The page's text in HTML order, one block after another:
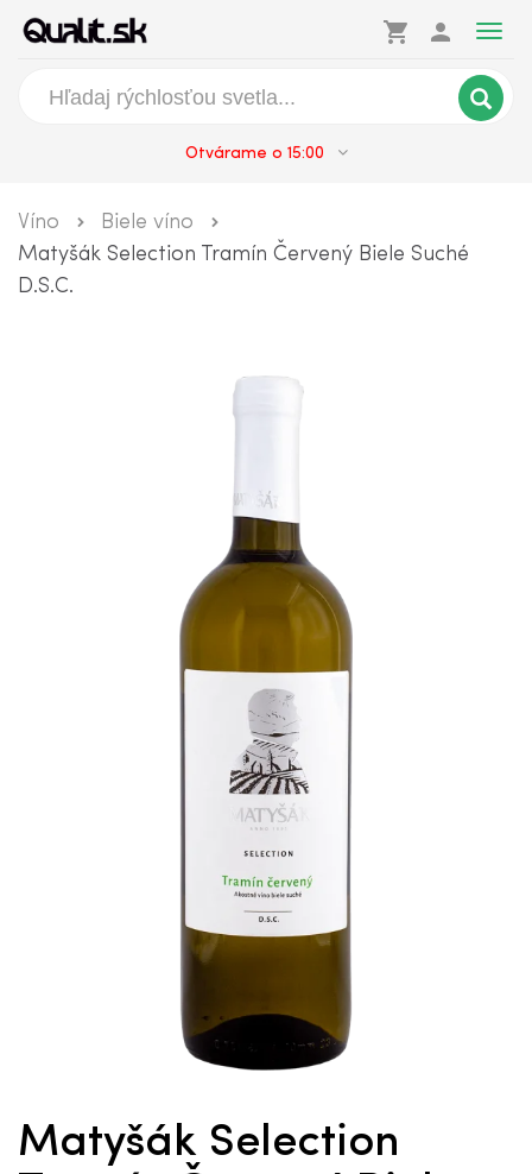
Otvárame o 15:00
shopping_cart person
Víno
Biele víno
Matyšák Selection Tramín Červený Biele Suché
D.S.C.
Matyšák Selection